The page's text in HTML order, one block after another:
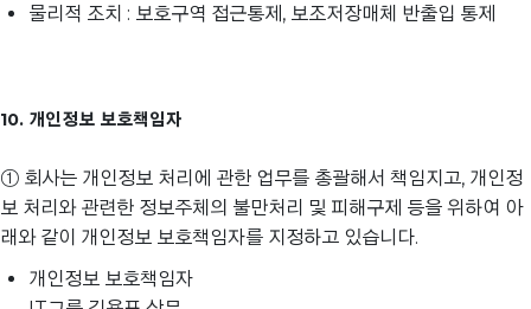
물리적 조치 : 보호구역 접근통제, 보조저장매체 반출입 통제
10. 개인정보 보호책임자
① 회사는 개인정보 처리에 관한 업무를 총괄해서 책임지고, 개인정
보 처리와 관련한 정보주체의 불만처리 및 피해구제 등을 위하여 아
래와 같이 개인정보 보호책임자를 지정하고 있습니다.
개인정보 보호책임자